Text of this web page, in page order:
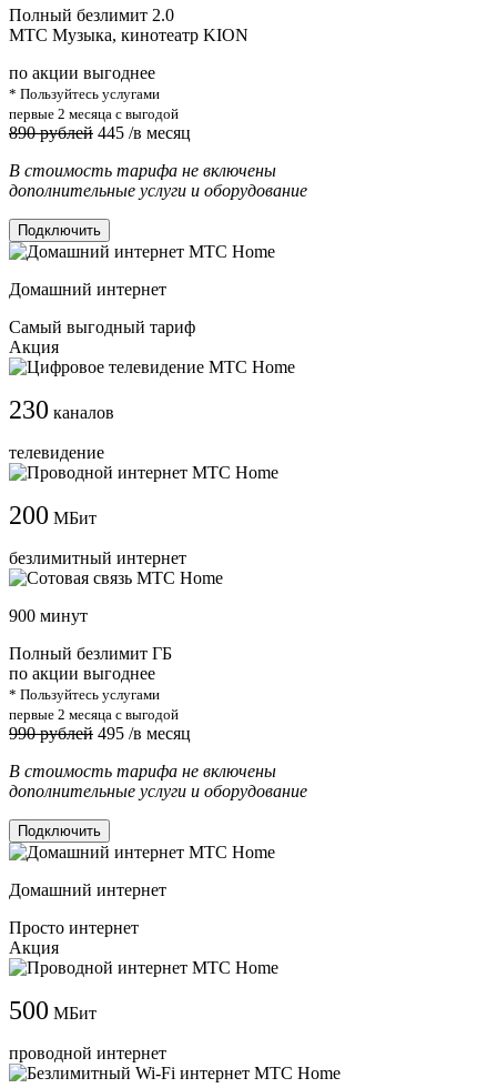
Полный безлимит 2.0
МТС Музыка, кинотеатр KION
по акции выгоднее
* Пользуйтесь услугами
первые 2 месяца с выгодой
890 рублей 445 /в месяц
В стоимость тарифа не включены
дополнительные услуги и оборудование
Подключить
Домашний интернет
Самый выгодный тариф
Акция
230 каналов
телевидение
200 МБит
безлимитный интернет
900 минут
Полный безлимит ГБ
по акции выгоднее
* Пользуйтесь услугами
первые 2 месяца с выгодой
990 рублей 495 /в месяц
В стоимость тарифа не включены
дополнительные услуги и оборудование
Подключить
Домашний интернет
Просто интернет
Акция
500 МБит
проводной интернет